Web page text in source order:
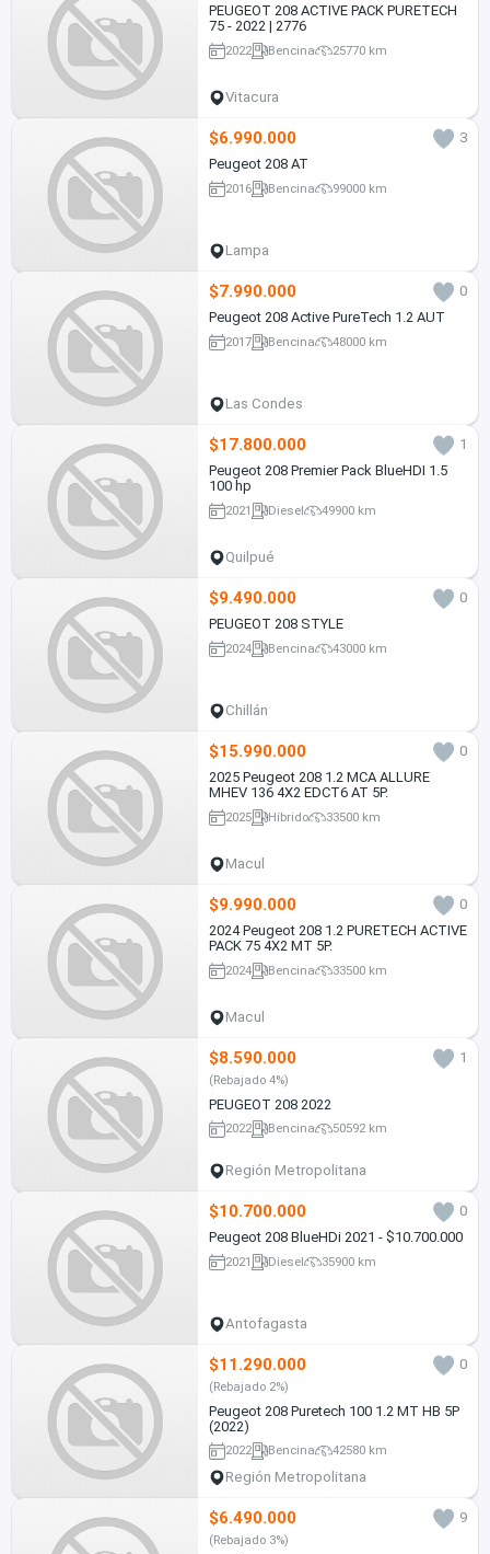
PEUGEOT 208 ACTIVE PACK PURETECH
75 - 2022 | 2776
2022 Bencina 25770 km
Vitacura
$6.990.000
3
Peugeot 208 AT
2016 Bencina 99000 km
Lampa
$7.990.000
0
Peugeot 208 Active PureTech 1.2 AUT
2017 Bencina 48000 km
Las Condes
$17.800.000
1
Peugeot 208 Premier Pack BlueHDI 1.5
100 hp
2021 Diesel 49900 km
Quilpué
$9.490.000
0
PEUGEOT 208 STYLE
2024 Bencina 43000 km
Chillán
$15.990.000
0
2025 Peugeot 208 1.2 MCA ALLURE
MHEV 136 4X2 EDCT6 AT 5P.
2025 Híbrido 33500 km
Macul
$9.990.000
0
2024 Peugeot 208 1.2 PURETECH ACTIVE
PACK 75 4X2 MT 5P.
2024 Bencina 33500 km
Macul
$8.590.000 1
(Rebajado 4%)
PEUGEOT 208 2022
2022 Bencina 50592 km
Región Metropolitana
$10.700.000
0
Peugeot 208 BlueHDi 2021 - $10.700.000
2021 Diesel 35900 km
Antofagasta
$11.290.000 0
(Rebajado 2%)
Peugeot 208 Puretech 100 1.2 MT HB 5P
(2022)
2022 Bencina 42580 km
Región Metropolitana
$6.490.000 9
(Rebajado 3%)